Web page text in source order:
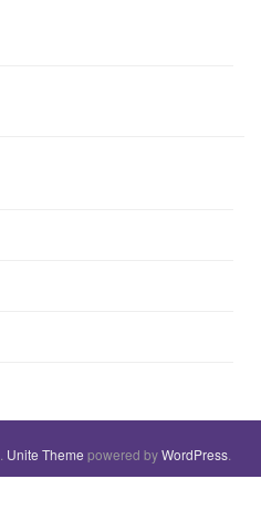
Unite Theme powered byWordPress.